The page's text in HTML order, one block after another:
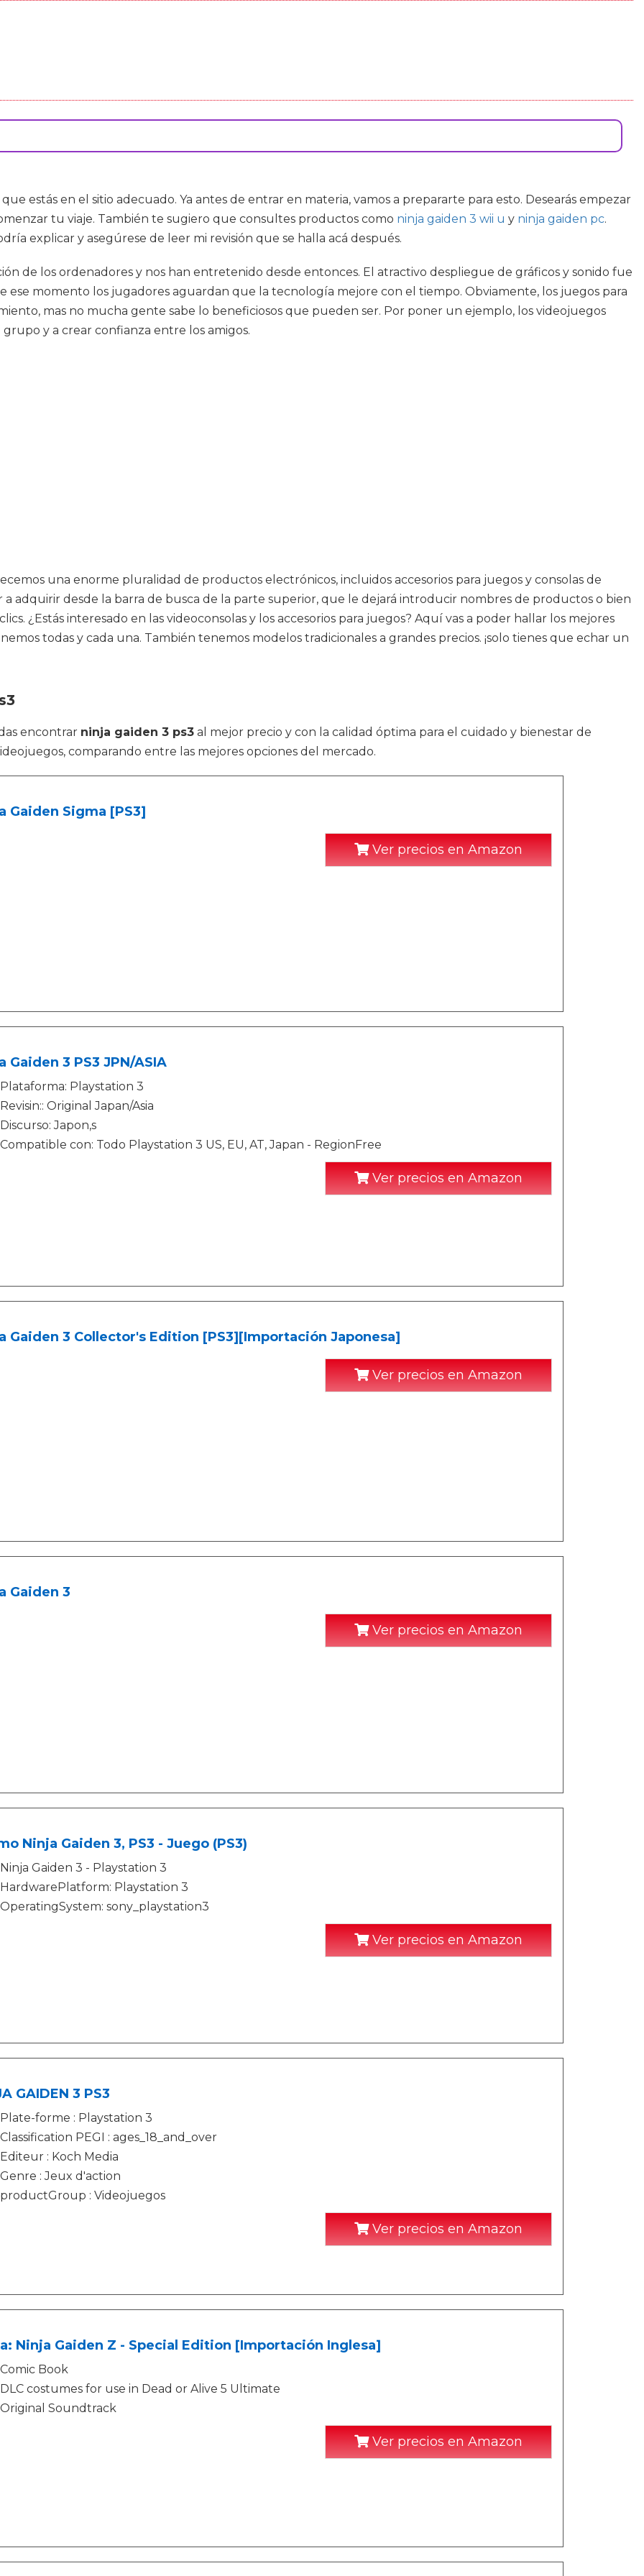
que estás en el sitio adecuado. Ya antes de entrar en materia, vamos a prepararte para esto. Desearás empezar
tu viaje. También te sugiero que consultes productos como ninja gaiden 3 wii u y ninja gaiden pc.
explicar y asegúrese de leer mi revisión que se halla acá después.
de los ordenadores y nos han entretenido desde entonces. El atractivo despliegue de gráficos y sonido fue
ese momento los jugadores aguardan que la tecnología mejore con el tiempo. Obviamente, los juegos para
mas no mucha gente sabe lo beneficiosos que pueden ser. Por poner un ejemplo, los videojuegos
y a crear confianza entre los amigos.
una enorme pluralidad de productos electrónicos, incluidos accesorios para juegos y consolas de
adquirir desde la barra de busca de la parte superior, que le dejará introducir nombres de productos o bien
¿Estás interesado en las videoconsolas y los accesorios para juegos? Aquí vas a poder hallar los mejores
todas y cada una. También tenemos modelos tradicionales a grandes precios. ¡solo tienes que echar un
encontrar ninja gaiden 3 ps3 al mejor precio y con la calidad óptima para el cuidado y bienestar de
comparando entre las mejores opciones del mercado.
Gaiden Sigma [PS3]
Ver precios en Amazon
Gaiden 3 PS3 JPN/ASIA
Plataforma: Playstation 3
Revisin:: Original Japan/Asia
Discurso: Japon‚s
Compatible con: Todo Playstation 3 US, EU, AT, Japan - RegionFree
Ver precios en Amazon
Gaiden 3 Collector's Edition [PS3][Importación Japonesa]
Ver precios en Amazon
Gaiden 3
Ver precios en Amazon
Ninja Gaiden 3, PS3 - Juego (PS3)
Ninja Gaiden 3 - Playstation 3
HardwarePlatform: Playstation 3
OperatingSystem: sony_playstation3
Ver precios en Amazon
GAIDEN 3 PS3
Plate-forme : Playstation 3
Classification PEGI : ages_18_and_over
Editeur : Koch Media
Genre : Jeux d'action
productGroup : Videojuegos
Ver precios en Amazon
Ninja Gaiden Z - Special Edition [Importación Inglesa]
Comic Book
DLC costumes for use in Dead or Alive 5 Ultimate
Original Soundtrack
Ver precios en Amazon